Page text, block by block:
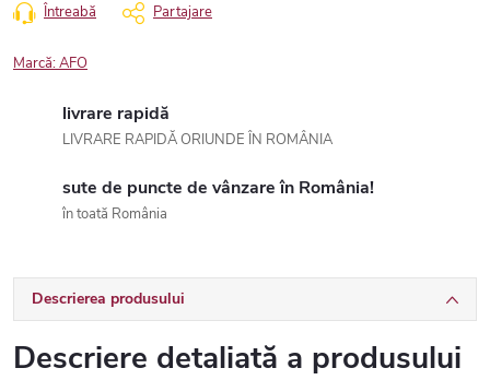
Întreabă Partajare
Marcă:AFO
livrare rapidă
LIVRARE RAPIDĂ ORIUNDE ÎN ROMÂNIA
sute de puncte de vânzare în România!
în toată România
Descrierea produsului
Descriere detaliată a produsului